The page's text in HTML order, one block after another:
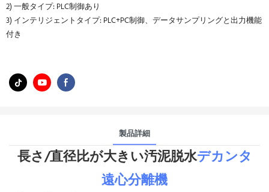
2) 一般タイプ: PLC制御あり
3) インテリジェントタイプ: PLC+PC制御、データサンプリングと出力機能
付き
製品詳細
長さ/直径比が大きい汚泥脱水デカンタ
遠心分離機